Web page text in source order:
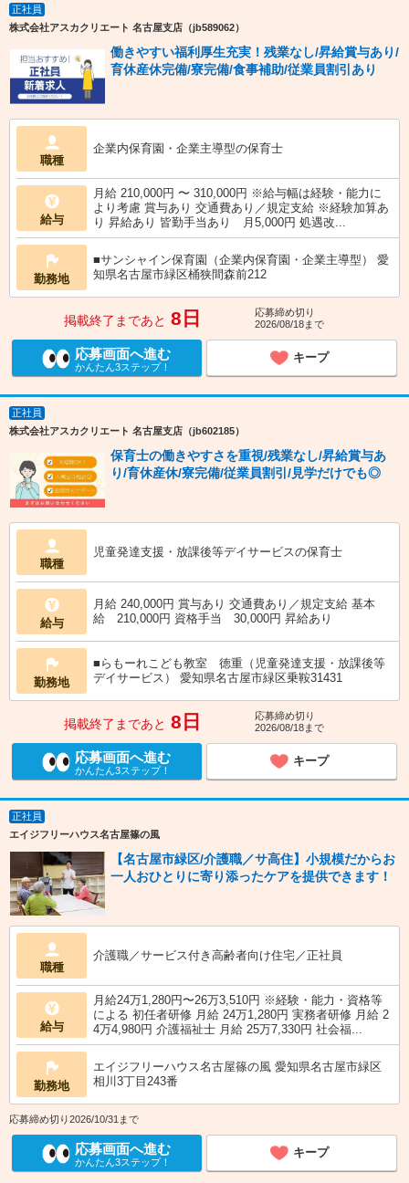
正社員
株式会社アスカクリエート 名古屋支店（jb589062）
働きやすい福利厚生充実！残業なし/昇給賞与あり/
育休産休完備/寮完備/食事補助/従業員割引あり
職種
企業内保育園・企業主導型の保育士
給与
月給 210,000円 〜 310,000円 ※給与幅は経験・能力に
より考慮 賞与あり 交通費あり／規定支給 ※経験加算あ
り 昇給あり 皆勤手当あり 月5,000円 処遇改...
勤務地
■サンシャイン保育園（企業内保育園・企業主導型） 愛
知県名古屋市緑区桶狭間森前212
掲載終了まであと 8日
応募締め切り
2026/08/18まで
応募画面へ進む
かんたん3ステップ！
キープ
正社員
株式会社アスカクリエート 名古屋支店（jb602185）
保育士の働きやすさを重視/残業なし/昇給賞与あ
り/育休産休/寮完備/従業員割引/見学だけでも◎
職種
児童発達支援・放課後等デイサービスの保育士
給与
月給 240,000円 賞与あり 交通費あり／規定支給 基本
給 210,000円 資格手当 30,000円 昇給あり
勤務地
■らもーれこども教室 徳重（児童発達支援・放課後等
デイサービス） 愛知県名古屋市緑区乗鞍31431
掲載終了まであと 8日
応募締め切り
2026/08/18まで
応募画面へ進む
かんたん3ステップ！
キープ
正社員
エイジフリーハウス名古屋篠の風
【名古屋市緑区/介護職／サ高住】小規模だからお
一人おひとりに寄り添ったケアを提供できます！
職種
介護職／サービス付き高齢者向け住宅／正社員
給与
月給24万1,280円〜26万3,510円 ※経験・能力・資格等
による 初任者研修 月給 24万1,280円 実務者研修 月給 2
4万4,980円 介護福祉士 月給 25万7,330円 社会福...
勤務地
エイジフリーハウス名古屋篠の風 愛知県名古屋市緑区
相川3丁目243番
応募締め切り2026/10/31まで
応募画面へ進む
かんたん3ステップ！
キープ